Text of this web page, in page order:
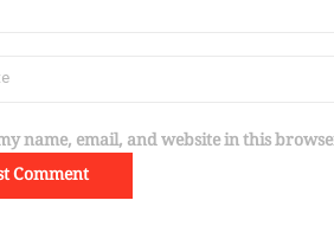
name, email, and website in this